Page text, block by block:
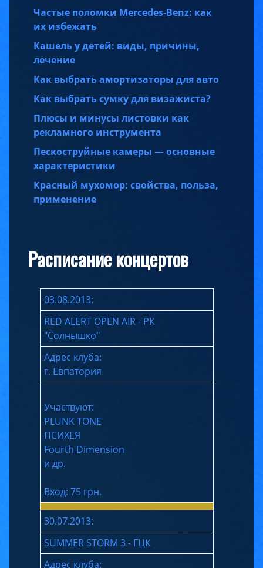
Частые поломки Mercedes-Benz: как
их избежать
Кашель у детей: виды, причины,
лечение
Как выбрать амортизаторы для авто
Как выбрать сумку для визажиста?
Плюсы и минусы листовки как
рекламного инструмента
Пескоструйные камеры — основные
характеристики
Красный мухомор: свойства, польза,
применение
Расписание концертов
03.08.2013:
RED ALERT OPEN AIR - РК
"Солнышко"
Адрес клуба:
г. Евпатория
Участвуют:
PLUNK TONE
ПСИХЕЯ
Fourth Dimension
и др.
Вход: 75 грн.
30.07.2013:
SUMMER STORM 3 - ГЦК
Адрес клуба: